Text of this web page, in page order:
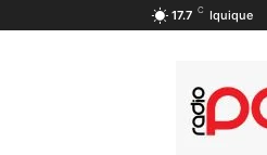
17.7 C Iquique